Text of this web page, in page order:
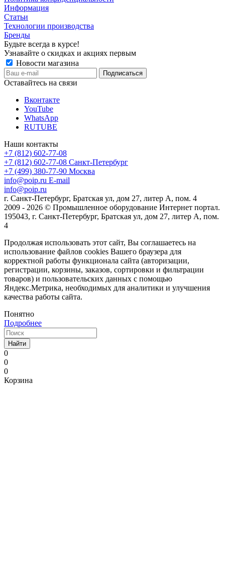
Информация
Статьи
Технологии производства
Бренды
Будьте всегда в курсе!
Узнавайте о скидках и акциях первым
Новости магазина
Оставайтесь на связи
Вконтакте
YouTube
WhatsApp
RUTUBE
Наши контакты
+7 (812) 602-77-08
+7 (812) 602-77-08 Санкт-Петербург
+7 (499) 380-77-90 Москва
info@poip.ru E-mail
info@poip.ru
г. Санкт-Петербург, Братская ул, дом 27, литер А, пом. 4
2009 - 2026 © Промышленное оборудование Интернет портал.
195043, г. Санкт-Петербург, Братская ул, дом 27, литер А, пом.
4
Продолжая использовать этот сайт, Вы соглашаетесь на
использование файлов cookies Вашего браузера для
корректной работы функционала сайта (авторизации,
регистрации, корзины, заказов, сортировки и фильтрации
товаров) и пользовательских данных с помощью
Яндекс.Метрика, необходимых для аналитики и улучшения
качества работы сайта.
Понятно
Подробнее
Найти
0
0
0
Корзина